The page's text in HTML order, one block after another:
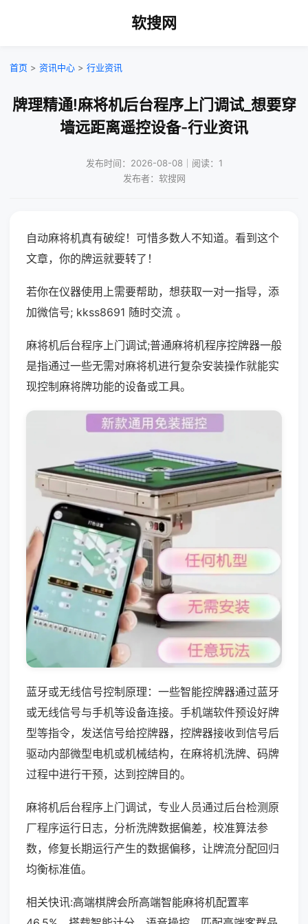
软搜网
首页 > 资讯中心 > 行业资讯
牌理精通!麻将机后台程序上门调试_想要穿
墙远距离遥控设备-行业资讯
发布时间：2026-08-08｜阅读：1
发布者：软搜网
自动麻将机真有破绽！可惜多数人不知道。看到这个
文章，你的牌运就要转了！
若你在仪器使用上需要帮助，想获取一对一指导，添
加微信号; kkss8691 随时交流 。
麻将机后台程序上门调试;普通麻将机程序控牌器一般
是指通过一些无需对麻将机进行复杂安装操作就能实
现控制麻将牌功能的设备或工具。
蓝牙或无线信号控制原理：一些智能控牌器通过蓝牙
或无线信号与手机等设备连接。手机端软件预设好牌
型等指令，发送信号给控牌器，控牌器接收到信号后
驱动内部微型电机或机械结构，在麻将机洗牌、码牌
过程中进行干预，达到控牌目的。
麻将机后台程序上门调试，专业人员通过后台检测原
厂程序运行日志，分析洗牌数据偏差，校准算法参
数，修复长期运行产生的数据偏移，让牌流分配回归
均衡标准值。
相关快讯:高端棋牌会所高端智能麻将机配置率